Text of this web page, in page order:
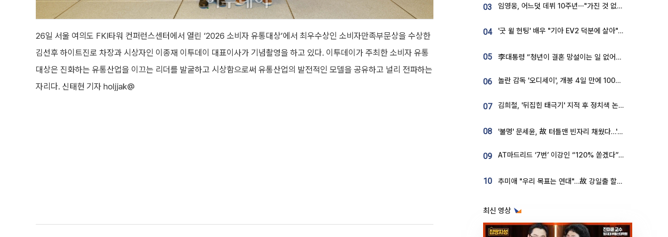
26일 서울 여의도 FKI타워 컨퍼런스센터에서 열린 ‘2026 소비자 유통대상’에서 최우수상인 소비자만족부문상을 수상한
김선후 하이트진로 차장과 시상자인 이종재 이투데이 대표이사가 기념촬영을 하고 있다. 이투데이가 주최한 소비자 유통
대상은 진화하는 유통산업을 이끄는 리더를 발굴하고 시상함으로써 유통산업의 발전적인 모델을 공유하고 널리 전파하는
자리다. 신태현 기자 holjjak@
03 임영웅, 어느덧 데뷔 10주년⋯"가진 것 없던 시절, 내 앞엔 20명의 팬뿐"
04 '굿 윌 헌팅' 배우 "기아 EV2 덕분에 살아"…교통사고 후 안전성 극찬
05 李대통령 “청년이 결혼 망설이는 일 없어야...제도상 불이익 조사”
06 놀란 감독 '오디세이', 개봉 4일 만에 100만 돌파⋯'왕사남' 보다 빠르다
07 김희철, '뒤집힌 태극기' 지적 후 정치색 논란…"좌우 떠나 우리나라 국기"
08 '불명' 문세윤, 故 터틀맨 빈자리 채웠다…'거북이' 눈물의 최종 우승
09 AT마드리드 ‘7번’ 이강인 “120% 쏟겠다”⋯시메오네 감독 “필요한 선수”
10 추미애 "우리 목표는 연대"…故 강일출 할머니 흉상 제막
최신 영상